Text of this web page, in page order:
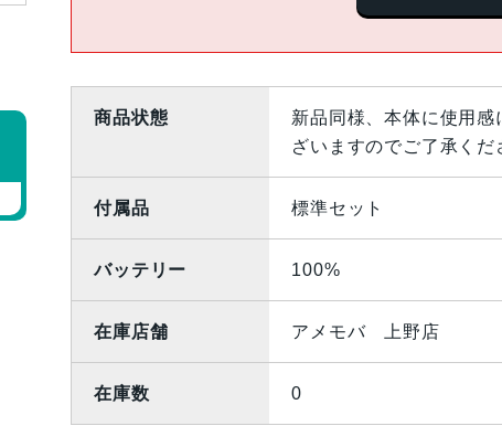
商品状態
新品同様、本体に使用
ざいますのでご了承くだ
付属品 標準セット
バッテリー 100%
在庫店舗 アメモバ 上野店
在庫数 0